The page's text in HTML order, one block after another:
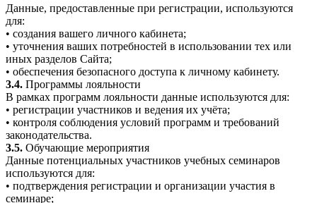
Данные, предоставленные при регистрации, используются
для:
• создания вашего личного кабинета;
• уточнения ваших потребностей в использовании тех или
иных разделов Сайта;
• обеспечения безопасного доступа к личному кабинету.
3.4. Программы лояльности
В рамках программ лояльности данные используются для:
• регистрации участников и ведения их учёта;
• контроля соблюдения условий программ и требований
законодательства.
3.5. Обучающие мероприятия
Данные потенциальных участников учебных семинаров
используются для:
• подтверждения регистрации и организации участия в
семинаре;